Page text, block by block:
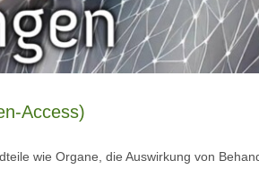
Access)
wie Organe, die Auswirkung von